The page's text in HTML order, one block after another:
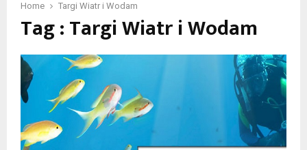
Home Targi Wiatr i Wodam
Tag : Targi Wiatr i Wodam